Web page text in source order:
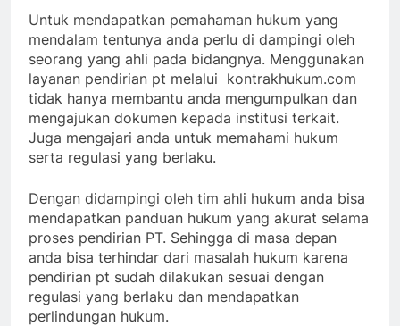
Untuk mendapatkan pemahaman hukum yang
mendalam tentunya anda perlu di dampingi oleh
seorang yang ahli pada bidangnya. Menggunakan
layanan pendirian pt melalui kontrakhukum.com
tidak hanya membantu anda mengumpulkan dan
mengajukan dokumen kepada institusi terkait.
Juga mengajari anda untuk memahami hukum
serta regulasi yang berlaku.
Dengan didampingi oleh tim ahli hukum anda bisa
mendapatkan panduan hukum yang akurat selama
proses pendirian PT. Sehingga di masa depan
anda bisa terhindar dari masalah hukum karena
pendirian pt sudah dilakukan sesuai dengan
regulasi yang berlaku dan mendapatkan
perlindungan hukum.